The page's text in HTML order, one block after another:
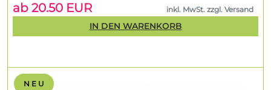
N E U
ab 20.50 EUR
inkl. MwSt. zzgl. Versand
IN DEN WARENKORB